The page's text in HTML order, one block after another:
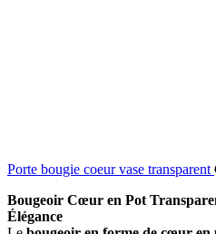
Porte bougie coeur vase transparent
Bougeoir Cœur en Pot
Élégance